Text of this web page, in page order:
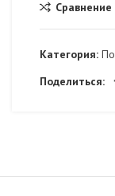
Сравнение
Категория:
Поделиться: